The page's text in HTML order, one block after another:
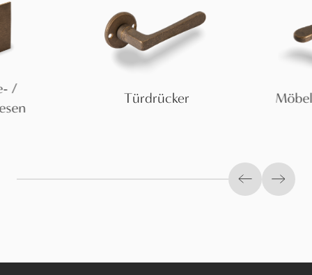
Türdrücker
/
PreviousNext